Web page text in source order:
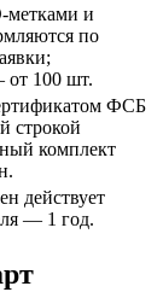
метками и
по
от 100 шт.
ФСБ
строкой
комплект
действует
— 1 год.